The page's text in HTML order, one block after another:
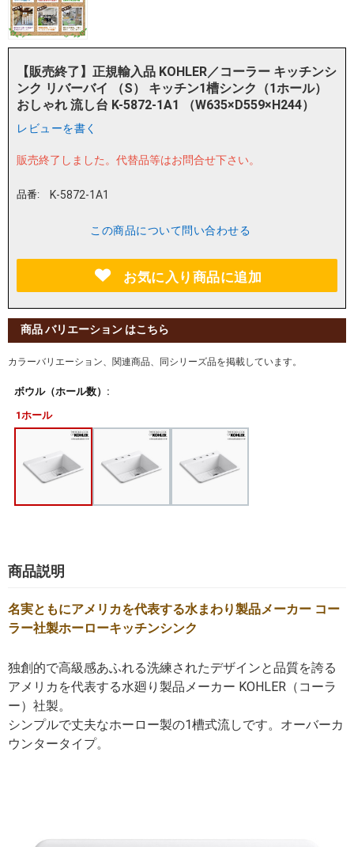
【販売終了】正規輸入品 KOHLER／コーラー キッチンシ
ンク リバーバイ （S） キッチン1槽シンク（1ホール）
おしゃれ 流し台 K-5872-1A1 （W635×D559×H244）
レビューを書く
販売終了しました。 代替品等はお問合せ下さい。
品番: K-5872-1A1
この商品について問い合わせる
お気に入り商品に追加
商品 バリエーション はこちら
カラーバリエーション、関連商品、同シリーズ品を掲載しています。
ボウル（ホール数）:
1ホール
商品説明
名実ともにアメリカを代表する水まわり製品メーカー コー
ラー社製ホーローキッチンシンク
独創的で高級感あふれる洗練されたデザインと品質を誇る
アメリカを代表する水廻り製品メーカー KOHLER（コーラ
ー）社製。
シンプルで丈夫なホーロー製の1槽式流しです。オーバーカ
ウンタータイプ。